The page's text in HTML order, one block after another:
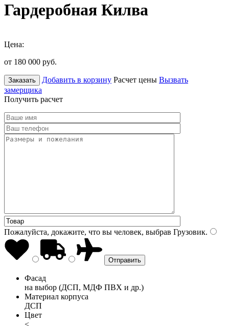
Гардеробная Килва
Цена:
от 180 000 руб.
Заказать Добавить в корзину Расчет цены Вызвать
замерщика
Получить расчет
Пожалуйста, докажите, что вы человек, выбрав Грузовик.
Фасад
на выбор (ДСП, МДФ ПВХ и др.)
Материал корпуса
ДСП
Цвет
<